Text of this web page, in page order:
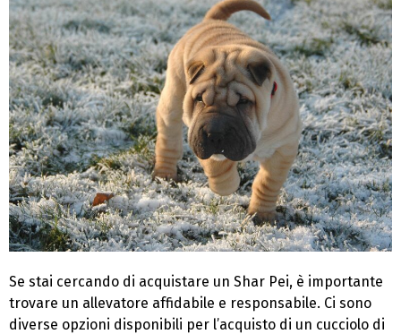
Se stai cercando di acquistare un Shar Pei, è importante
trovare un allevatore affidabile e responsabile. Ci sono
diverse opzioni disponibili per l’acquisto di un cucciolo di